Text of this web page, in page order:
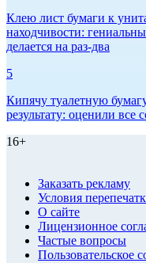
Клею лист бумаги к
находчивости:
делается на раз-два
5
Кипячу туалетную
результату: оценили все
16+
Заказать рекламу
Условия
О сайте
Лицензионное
Частые вопросы
Пользовательское